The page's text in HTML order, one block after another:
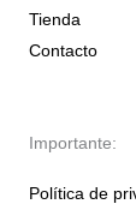
Tienda
Contacto
Importante:
Política de